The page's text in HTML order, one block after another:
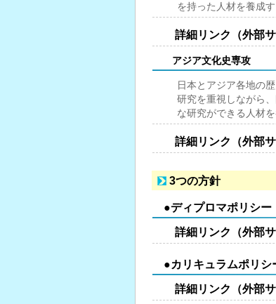
を持った人材を養成す
詳細リンク（外部サ
アジア文化史専攻
日本とアジア各地の
研究を重視しながら
な研究ができる人材を
詳細リンク（外部サ
3つの方針
●ディプロマポリシー
詳細リンク（外部サ
●カリキュラムポリシ
詳細リンク（外部サ